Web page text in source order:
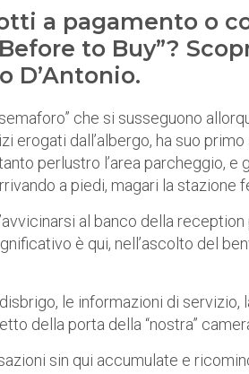
a pagamento o
to Buy”?
D’Antonio.
che si susseguono
erogati dall’albergo, ha suo
perlustro l’area parcheggio, e
a piedi, magari la stazione
al banco della
è qui, nell’ascolto del
le informazioni di servizio,
della porta della “nostra”
sin qui accumulate e